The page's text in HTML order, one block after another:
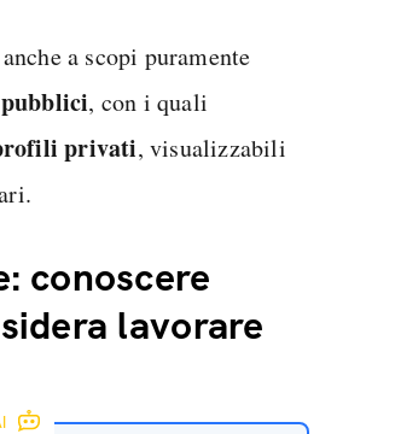
a scopi puramente
, con i quali
privati, visualizzabili
conoscere
lavorare